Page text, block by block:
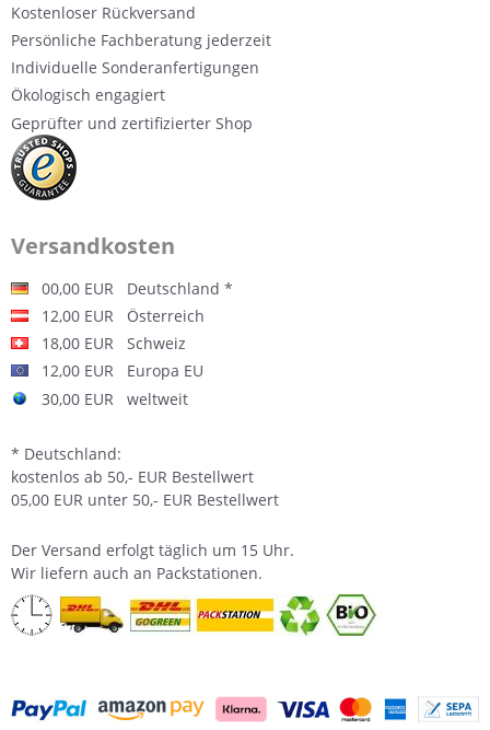
Kostenloser Rückversand
Persönliche Fachberatung jederzeit
Individuelle Sonderanfertigungen
Ökologisch engagiert
Geprüfter und zertifizierter Shop
Versandkosten
00,00 EUR Deutschland *
12,00 EUR Österreich
18,00 EUR Schweiz
12,00 EUR Europa EU
30,00 EUR weltweit
* Deutschland:
kostenlos ab 50,- EUR Bestellwert
05,00 EUR unter 50,- EUR Bestellwert
Der Versand erfolgt täglich um 15 Uhr.
Wir liefern auch an Packstationen.